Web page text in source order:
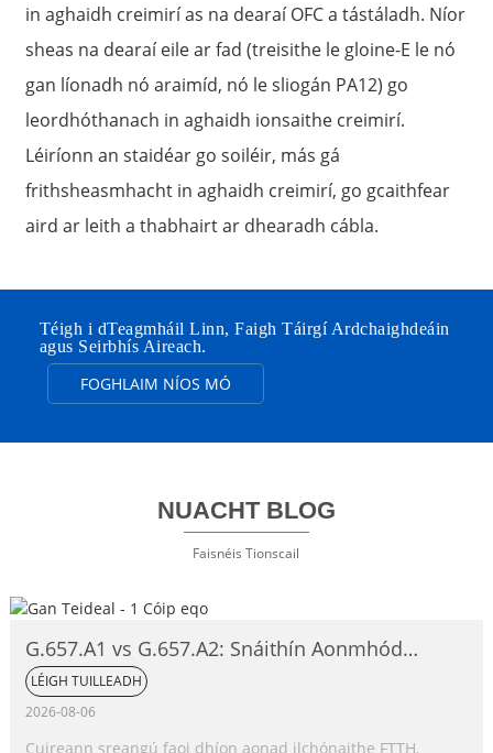
in aghaidh creimirí as na dearaí OFC a tástáladh. Níor
sheas na dearaí eile ar fad (treisithe le gloine-E le nó
gan líonadh nó araimíd, nó le sliogán PA12) go
leordhóthanach in aghaidh ionsaithe creimirí.
Léiríonn an staidéar go soiléir, más gá
frithsheasmhacht in aghaidh creimirí, go gcaithfear
aird ar leith a thabhairt ar dhearadh cábla.
Téigh i dTeagmháil Linn, Faigh Táirgí Ardchaighdeáin
agus Seirbhís Aireach.
FOGHLAIM NÍOS MÓ
NUACHT BLOG
Faisnéis Tionscail
G.657.A1 vs G.657.A2: Snáithín Aonmhód
Neamh-íogair ó thaobh Lúbadh de,
Comparáid Iomlán
LÉIGH TUILLEADH
2026-08-06
Cuireann sreangú faoi dhíon aonad ilchónaithe FTTH,